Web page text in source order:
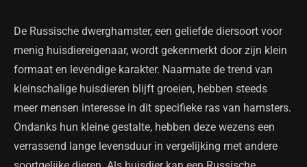
De Russische dwerghamster, een geliefde diersoort voor
menig huisdiereigenaar, wordt gekenmerkt door zijn klein
formaat en levendige karakter. Naarmate de trend van
kleinschalige huisdieren blijft groeien, hebben steeds
meer mensen interesse in dit specifieke ras van hamsters.
Ondanks hun kleine gestalte, hebben deze wezens een
verrassend lange levensduur in vergelijking met andere